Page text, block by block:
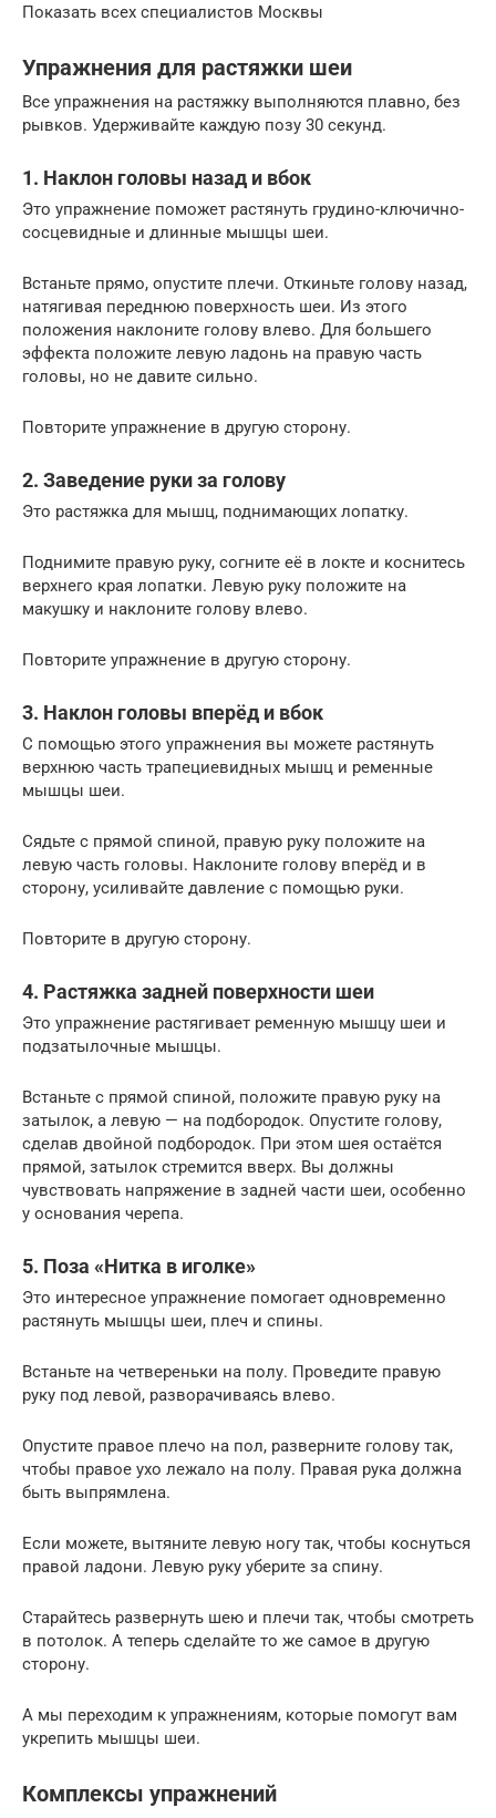
Показать всех специалистов Москвы
Упражнения для растяжки шеи
Все упражнения на растяжку выполняются плавно, без
рывков. Удерживайте каждую позу 30 секунд.
1. Наклон головы назад и вбок
Это упражнение поможет растянуть грудино-ключично-
сосцевидные и длинные мышцы шеи.
Встаньте прямо, опустите плечи. Откиньте голову назад,
натягивая переднюю поверхность шеи. Из этого
положения наклоните голову влево. Для большего
эффекта положите левую ладонь на правую часть
головы, но не давите сильно.
Повторите упражнение в другую сторону.
2. Заведение руки за голову
Это растяжка для мышц, поднимающих лопатку.
Поднимите правую руку, согните её в локте и коснитесь
верхнего края лопатки. Левую руку положите на
макушку и наклоните голову влево.
Повторите упражнение в другую сторону.
3. Наклон головы вперёд и вбок
С помощью этого упражнения вы можете растянуть
верхнюю часть трапециевидных мышц и ременные
мышцы шеи.
Сядьте с прямой спиной, правую руку положите на
левую часть головы. Наклоните голову вперёд и в
сторону, усиливайте давление с помощью руки.
Повторите в другую сторону.
4. Растяжка задней поверхности шеи
Это упражнение растягивает ременную мышцу шеи и
подзатылочные мышцы.
Встаньте с прямой спиной, положите правую руку на
затылок, а левую — на подбородок. Опустите голову,
сделав двойной подбородок. При этом шея остаётся
прямой, затылок стремится вверх. Вы должны
чувствовать напряжение в задней части шеи, особенно
у основания черепа.
5. Поза «Нитка в иголке»
Это интересное упражнение помогает одновременно
растянуть мышцы шеи, плеч и спины.
Встаньте на четвереньки на полу. Проведите правую
руку под левой, разворачиваясь влево.
Опустите правое плечо на пол, разверните голову так,
чтобы правое ухо лежало на полу. Правая рука должна
быть выпрямлена.
Если можете, вытяните левую ногу так, чтобы коснуться
правой ладони. Левую руку уберите за спину.
Старайтесь развернуть шею и плечи так, чтобы смотреть
в потолок. А теперь сделайте то же самое в другую
сторону.
А мы переходим к упражнениям, которые помогут вам
укрепить мышцы шеи.
Комплексы упражнений